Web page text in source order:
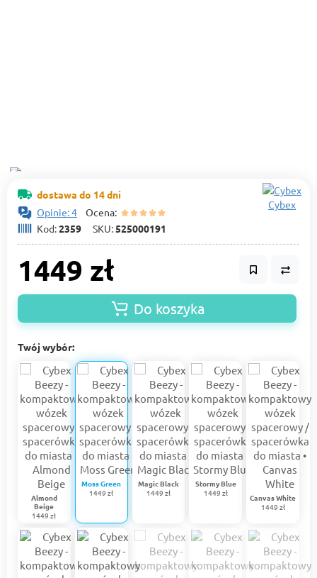
dostawa do 14 dni
Opinie: 4 Ocena:
Kod:2359 SKU:525000191
Cybex
1449 zł
Do koszyka
Twój wybór:
Almond
Beige
1449 zł
Moss Green
1449 zł
Magic Black
1449 zł
Stormy Blue
1449 zł
Canvas White
1449 zł